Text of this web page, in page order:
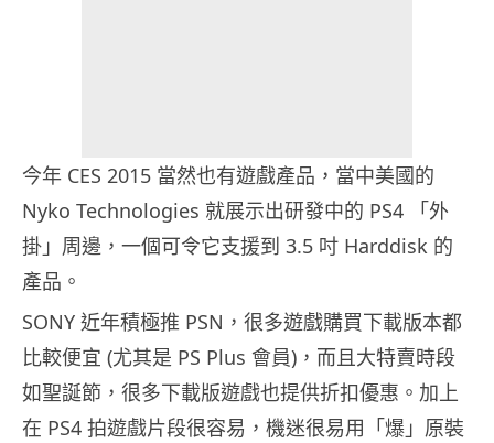
今年 CES 2015 當然也有遊戲產品，當中美國的
Nyko Technologies 就展示出研發中的 PS4 「外
掛」周邊，一個可令它支援到 3.5 吋 Harddisk 的
產品。
SONY 近年積極推 PSN，很多遊戲購買下載版本都
比較便宜 (尤其是 PS Plus 會員)，而且大特賣時段
如聖誕節，很多下載版遊戲也提供折扣優惠。加上
在 PS4 拍遊戲片段很容易，機迷很易用「爆」原裝